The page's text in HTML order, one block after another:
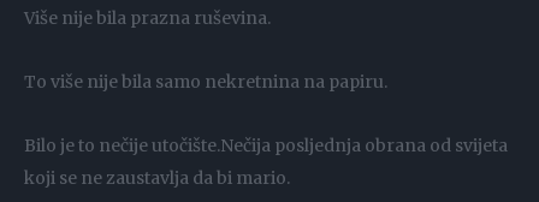
Više nije bila prazna ruševina.
To više nije bila samo nekretnina na papiru.
Bilo je to nečije utočište.Nečija posljednja obrana od svijeta
koji se ne zaustavlja da bi mario.